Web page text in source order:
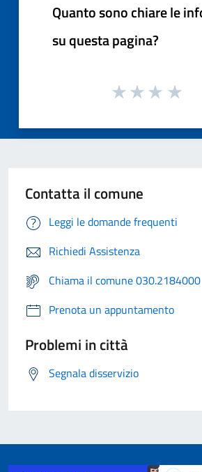
Quanto sono chiare le
su questa pagina?
Contatta il comune
Leggi le domande frequenti
Richiedi Assistenza
Chiama il comune 030.2184000
Prenota un appuntamento
Problemi in città
Segnala disservizio